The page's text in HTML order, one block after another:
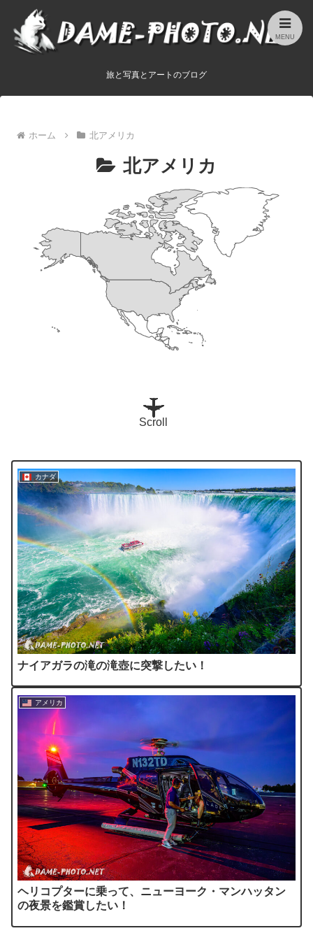
旅と写真とアートのブログ
ホーム 北アメリカ
北アメリカ
Scroll
カナダ
ナイアガラの滝の滝壺に突撃したい！
アメリカ
ヘリコプターに乗って、ニューヨーク・マンハッタン
の夜景を鑑賞したい！
MENU